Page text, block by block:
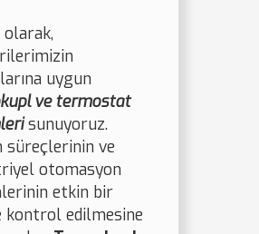
uygun
ve termostat
sunuyoruz.
süreçlerinin ve
otomasyon
etkin bir
kontrol edilmesine